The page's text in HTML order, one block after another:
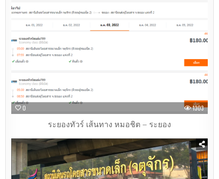
0 1303
ระยองทัวร์ เส้นทาง หมอชิต – ระยอง